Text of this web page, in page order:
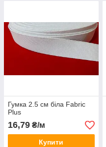
Гумка 2.5 см біла Fabric
Plus
16,79 ₴/м
Купити